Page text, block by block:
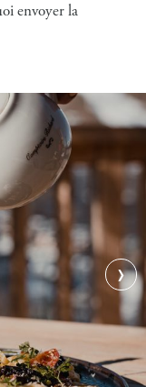
envoyer la
›